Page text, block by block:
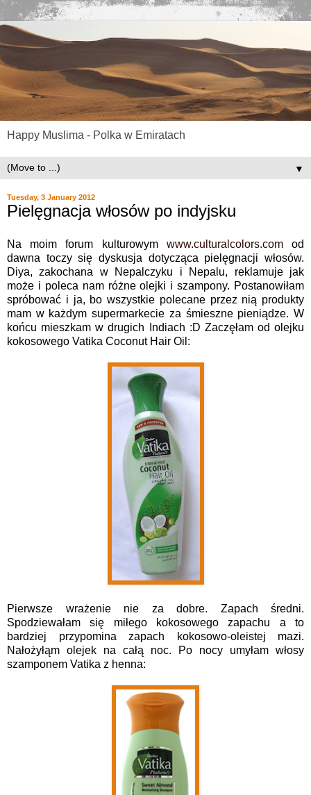
Happy Muslima - Polka w Emiratach
▼
Tuesday, 3 January 2012
Pielęgnacja włosów po indyjsku
Na moim forum kulturowym www.culturalcolors.comod
dawna toczy się dyskusja dotycząca pielęgnacji włosów.
Diya, zakochana w Nepalczyku i Nepalu, reklamuje jak
może i poleca nam różne olejki i szampony. Postanowiłam
spróbować i ja, bo wszystkie polecane przez nią produkty
mam w każdym supermarkecie za śmieszne pieniądze. W
końcu mieszkam w drugich Indiach :D Zaczęłam od olejku
kokosowego Vatika Coconut Hair Oil:
Pierwsze wrażenie nie za dobre. Zapach średni.
Spodziewałam się miłego kokosowego zapachu a to
bardziej przypomina zapach kokosowo-oleistej mazi.
Nałożyłąm olejek na całą noc. Po nocy umyłam włosy
szamponem Vatika z henna: